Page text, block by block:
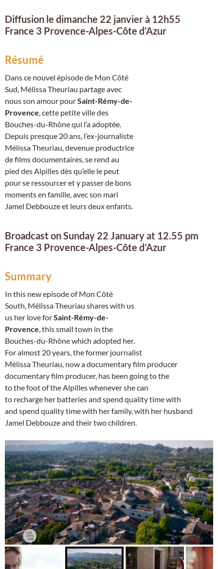
Diffusion le dimanche 22 janvier à 12h55
France 3 Provence-Alpes-Côte d’Azur
Résumé
Dans ce nouvel épisode de Mon Côté
Sud, Mélissa Theuriau partage avec
nous son amour pourSaint-Rémy-de-
Provence, cette petite ville des
Bouches-du-Rhône qui l’a adoptée.
Depuis presque 20 ans, l’ex-journaliste
Mélissa Theuriau, devenue productrice
de films documentaires, se rend au
pied des Alpilles dès qu’elle le peut
pour se ressourcer et y passer de bons
moments en famille, avec son mari
Jamel Debbouze et leurs deux enfants.
Broadcast on Sunday 22 January at 12.55 pm
France 3 Provence-Alpes-Côte d’Azur
Summary
In this new episode of Mon Côté
South, Mélissa Theuriau shares with us
us her love forSaint-Rémy-de-
Provence, this small town in the
Bouches-du-Rhône which adopted her.
For almost 20 years, the former journalist
Mélissa Theuriau, now a documentary film producer
documentary film producer, has been going to the
to the foot of the Alpilles whenever she can
to recharge her batteries and spend quality time with
and spend quality time with her family, with her husband
Jamel Debbouze and their two children.